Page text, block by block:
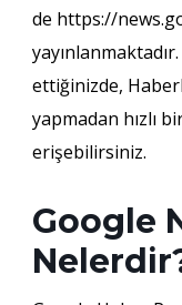
de https://
ettiğinizde,
yapmadan hızlı
erişebilirsiniz.
Google